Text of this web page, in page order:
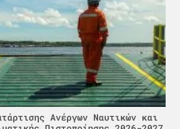
Ανέργων Ναυτικών και